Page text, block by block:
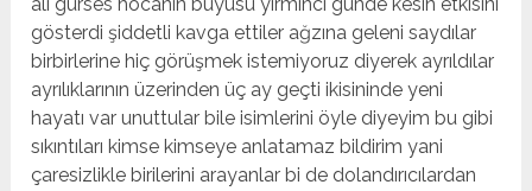
gösterdi şiddetli kavga ettiler ağzına geleni saydılar
birbirlerine hiç görüşmek istemiyoruz diyerek ayrıldılar
ayrılıklarının üzerinden üç ay geçti ikisininde yeni
hayatı var unuttular bile isimlerini öyle diyeyim bu gibi
sıkıntıları kimse kimseye anlatamaz bildirim yani
çaresizlikle birilerini arayanlar bi de dolandırıcılardan